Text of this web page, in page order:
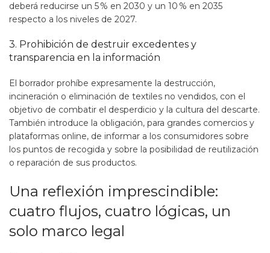
deberá reducirse un 5 % en 2030 y un 10 % en 2035
respecto a los niveles de 2027.
3. Prohibición de destruir excedentes y
transparencia en la información
El borrador prohíbe expresamente la destrucción,
incineración o eliminación de textiles no vendidos, con el
objetivo de combatir el desperdicio y la cultura del descarte.
También introduce la obligación, para grandes comercios y
plataformas online, de informar a los consumidores sobre
los puntos de recogida y sobre la posibilidad de reutilización
o reparación de sus productos.
Una reflexión imprescindible:
cuatro flujos, cuatro lógicas, un
solo marco legal